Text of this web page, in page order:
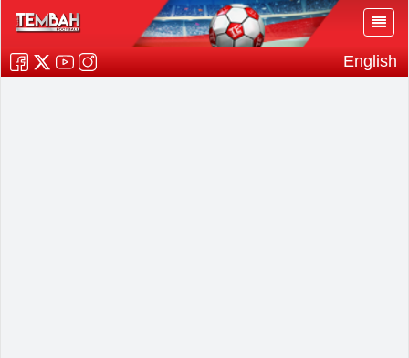
English